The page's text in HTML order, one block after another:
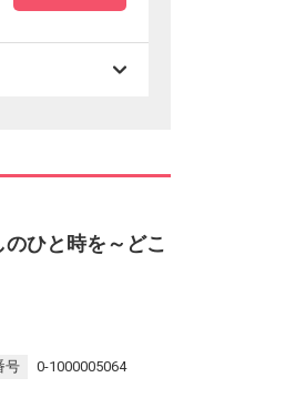
ひと時を～どこ
号 0-1000005064